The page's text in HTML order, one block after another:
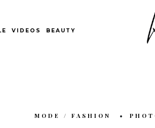
VIDEOS BEAUTY
MODE / FASHION